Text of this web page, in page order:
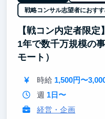
戦略コンサル志望者におす
【戦コン内定者限定
1年で数千万規模の
モート）
時給 1,500円〜
週 1日〜
経営・企画